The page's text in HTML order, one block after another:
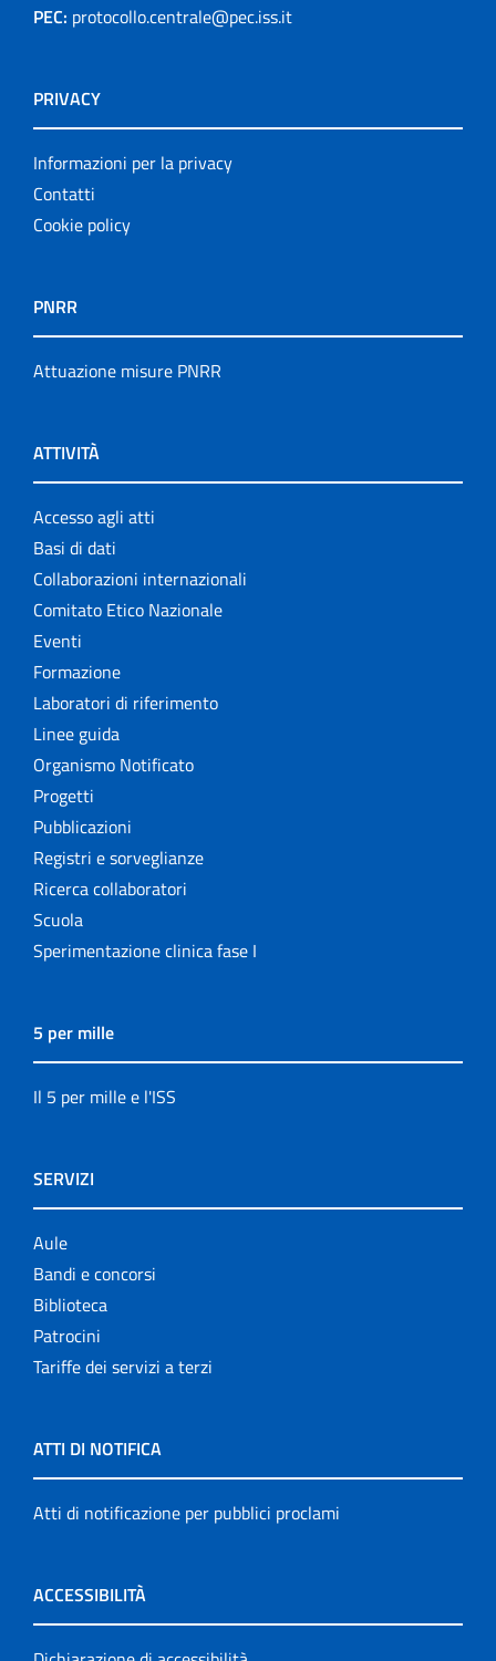
PEC: protocollo.centrale@pec.iss.it
PRIVACY
Informazioni per la privacy
Contatti
Cookie policy
PNRR
Attuazione misure PNRR
ATTIVITÀ
Accesso agli atti
Basi di dati
Collaborazioni internazionali
Comitato Etico Nazionale
Eventi
Formazione
Laboratori di riferimento
Linee guida
Organismo Notificato
Progetti
Pubblicazioni
Registri e sorveglianze
Ricerca collaboratori
Scuola
Sperimentazione clinica fase I
5 per mille
Il 5 per mille e l'ISS
SERVIZI
Aule
Bandi e concorsi
Biblioteca
Patrocini
Tariffe dei servizi a terzi
ATTI DI NOTIFICA
Atti di notificazione per pubblici proclami
ACCESSIBILITÀ